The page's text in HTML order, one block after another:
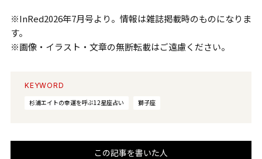
※InRed2026年7月号より。情報は雑誌掲載時のものになりま
す。
※画像・イラスト・文章の無断転載はご遠慮ください。
KEYWORD
杉浦エイトの幸運を呼ぶ12星座占い
獅子座
この記事を書いた人